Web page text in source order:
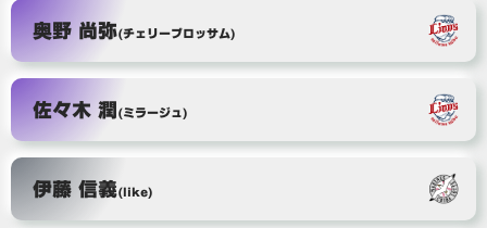
奥野 尚弥(チェリーブロッサム)
佐々木 潤 (ミラージュ)
伊藤 信義(like)